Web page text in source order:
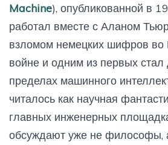
Machine), опубликованной в
работал вместе с Аланом
взломом немецких шифров во
войне и одним из первых стал
пределах машинного
читалось как научная
главных инженерных
обсуждают уже не философы,